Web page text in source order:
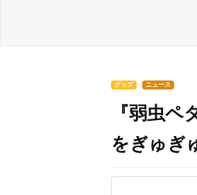
グッズ ニュース
『弱虫
をぎゅぎ